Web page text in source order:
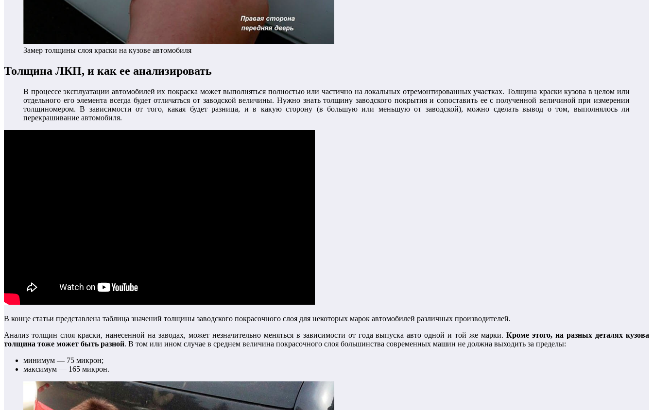
Замер толщины слоя краски на кузове автомобиля
Толщина ЛКП, и как ее анализировать
В процессе эксплуатации автомобилей их покраска может выполняться полностью или частично на локальных отремонтированных участках. Толщина краски кузова в целом или
отдельного его элемента всегда будет отличаться от заводской величины. Нужно знать толщину заводского покрытия и сопоставить ее с полученной величиной при измерении
толщиномером. В зависимости от того, какая будет разница, и в какую сторону (в большую или меньшую от заводской), можно сделать вывод о том, выполнялось ли
перекрашивание автомобиля.
В конце статьи представлена таблица значений толщины заводского покрасочного слоя для некоторых марок автомобилей различных производителей.
Анализ толщин слоя краски, нанесенной на заводах, может незначительно меняться в зависимости от года выпуска авто одной и той же марки.Кроме этого, на разных деталях кузова
толщина тоже может быть разной. В том или ином случае в среднем величина покрасочного слоя большинства современных машин не должна выходить за пределы:
минимум — 75 микрон;
максимум — 165 микрон.